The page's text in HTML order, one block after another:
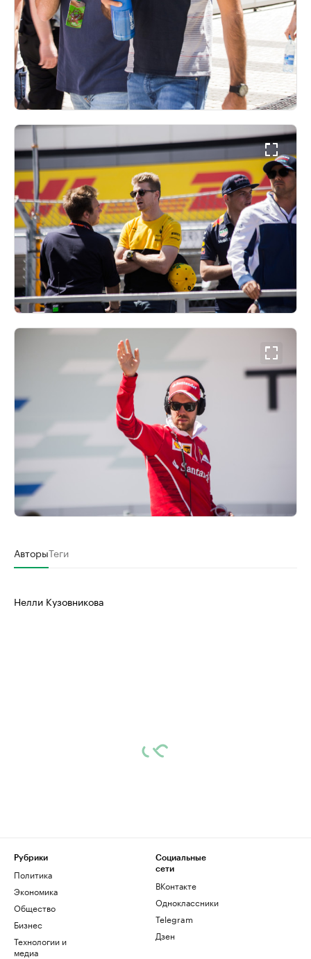
АвторыТеги
Нелли Кузовникова
Рубрики
Политика
Экономика
Общество
Бизнес
Технологии и
медиа
Социальные
сети
ВКонтакте
Одноклассники
Telegram
Дзен